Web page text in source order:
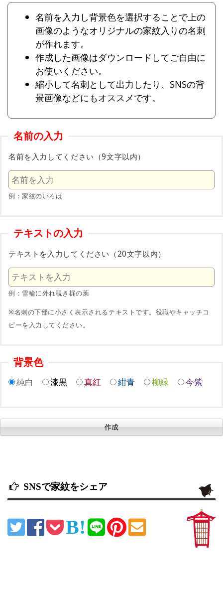
名前を入力し背景色を選択することで上の
画像のようなオリジナルの家紋入りの名刺
が作れます。
作成した画像はダウンロードしてご自由に
お使いください。
縮小して名刺として出力したり、SNSの背
景画像などにもオススメです。
名前の入力
名前を入力してください（9文字以内）
例：家紋のいろは
テキストの入力
テキストを入力してください（20文字以内）
例：雪輪に外れ覗き梶の葉
※名刺の下部に小さく表示されるテキストです。役職やキャッチコ
ピーを入力してください。
背景色
純白 漆黒 真紅 紺青 柳緑 今紫
SNSで家紋をシェア